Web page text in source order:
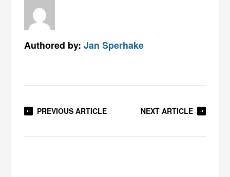
Authored by:Jan Sperhake
PREVIOUS ARTICLE NEXT ARTICLE